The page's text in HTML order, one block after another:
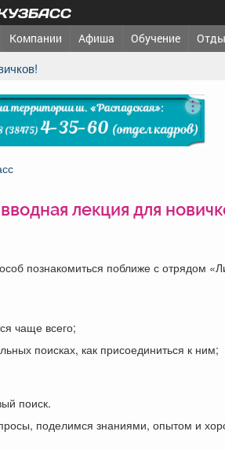
Компании Афиша Обучение
лекция для
познакомиться поближе с отрядом
чаще всего;
поисках, как присоединиться к ним;
поиск.
поделимся знаниями, опытом и